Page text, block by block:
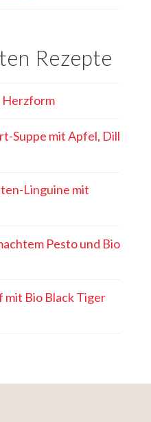
Rezepte
Herzform
Suppe mit Apfel, Dill
Linguine mit
Pesto und Bio
mit Bio Black Tiger